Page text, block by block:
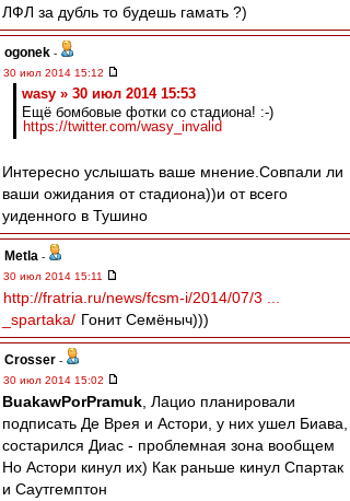
ЛФЛ за дубль то будешь гамать ?)
ogonek -
30 июл 2014 15:12
wasy » 30 июл 2014 15:53
Ещё бомбовые фотки со стадиона! :-)
https://twitter.com/wasy_invalid
Интересно услышать ваше мнение.Совпали ли
ваши ожидания от стадиона))и от всего
уиденного в Тушино
Metla -
30 июл 2014 15:11
http://fratria.ru/news/fcsm-i/2014/07/3 ...
_spartaka/ Гонит Семёныч)))
Crosser -
30 июл 2014 15:02
BuakawPorPramuk , Лацио планировали
подписать Де Врея и Астори, у них ушел Биава,
состарился Диас - проблемная зона вообщем
Но Астори кинул их) Как раньше кинул Спартак
и Саутгемптон